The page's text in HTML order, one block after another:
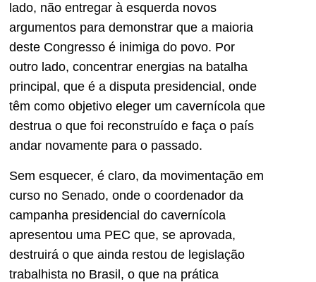
lado, não entregar à esquerda novos
argumentos para demonstrar que a maioria
deste Congresso é inimiga do povo. Por
outro lado, concentrar energias na batalha
principal, que é a disputa presidencial, onde
têm como objetivo eleger um cavernícola que
destrua o que foi reconstruído e faça o país
andar novamente para o passado.
Sem esquecer, é claro, da movimentação em
curso no Senado, onde o coordenador da
campanha presidencial do cavernícola
apresentou uma PEC que, se aprovada,
destruirá o que ainda restou de legislação
trabalhista no Brasil, o que na prática